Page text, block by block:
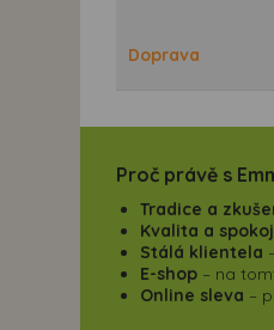
Doprava
Proč právě s
Tradice a
Kvalita a
Stálá klientela
E-shop – na
Online sleva –